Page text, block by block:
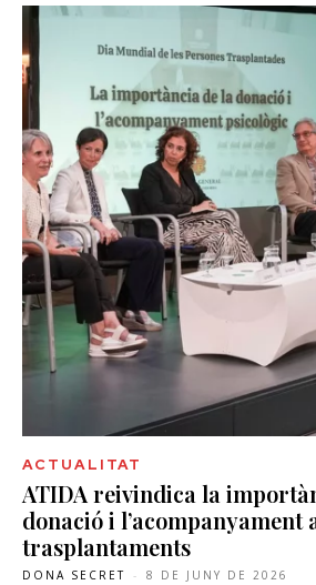
ACTUALITAT
ATIDA reivindica la
donació i l’acompanyament
trasplantaments
DONA SECRET - 8 DE JUNY DE 2026